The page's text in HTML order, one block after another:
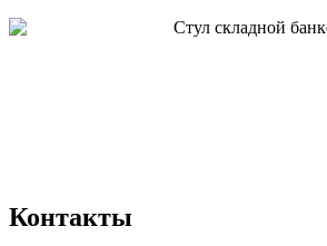
Контакты